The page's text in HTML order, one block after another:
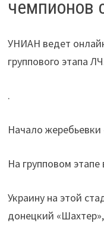
чемпионов
УНИАН ведет
группового этапа
.
Начало
На групповом
Украину на этой
донецкий